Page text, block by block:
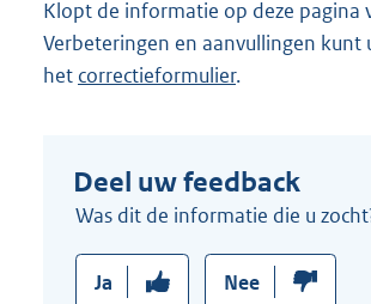
Klopt de informatie op deze pagina
Verbeteringen en aanvullingen kunt
het correctieformulier.
Deel uw feedback
Was dit de informatie die u
Ja Nee